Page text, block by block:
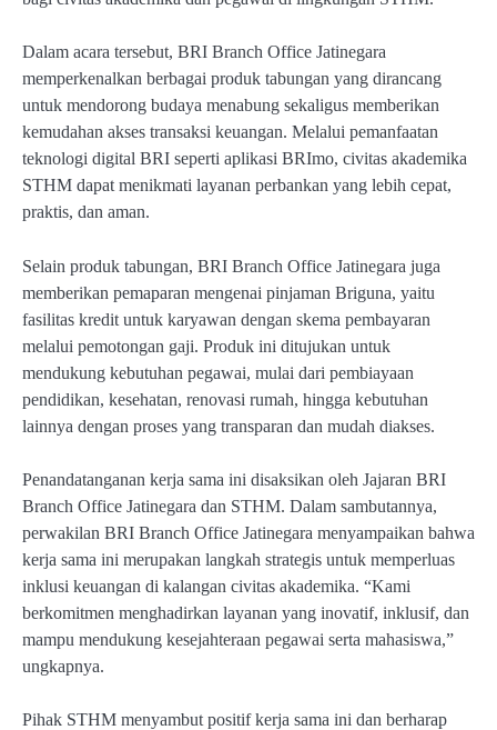
Dalam acara tersebut, BRI Branch Office Jatinegara
memperkenalkan berbagai produk tabungan yang dirancang
untuk mendorong budaya menabung sekaligus memberikan
kemudahan akses transaksi keuangan. Melalui pemanfaatan
teknologi digital BRI seperti aplikasi BRImo, civitas akademika
STHM dapat menikmati layanan perbankan yang lebih cepat,
praktis, dan aman.
Selain produk tabungan, BRI Branch Office Jatinegara juga
memberikan pemaparan mengenai pinjaman Briguna, yaitu
fasilitas kredit untuk karyawan dengan skema pembayaran
melalui pemotongan gaji. Produk ini ditujukan untuk
mendukung kebutuhan pegawai, mulai dari pembiayaan
pendidikan, kesehatan, renovasi rumah, hingga kebutuhan
lainnya dengan proses yang transparan dan mudah diakses.
Penandatanganan kerja sama ini disaksikan oleh Jajaran BRI
Branch Office Jatinegara dan STHM. Dalam sambutannya,
perwakilan BRI Branch Office Jatinegara menyampaikan bahwa
kerja sama ini merupakan langkah strategis untuk memperluas
inklusi keuangan di kalangan civitas akademika. “Kami
berkomitmen menghadirkan layanan yang inovatif, inklusif, dan
mampu mendukung kesejahteraan pegawai serta mahasiswa,”
ungkapnya.
Pihak STHM menyambut positif kerja sama ini dan berharap